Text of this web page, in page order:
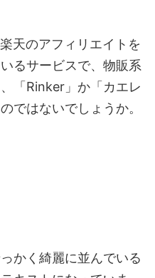
天のアフィリエイトを
るサービスで、物販系
「Rinker」か「カエレ
ではないでしょうか。
かく綺麗に並んでいる